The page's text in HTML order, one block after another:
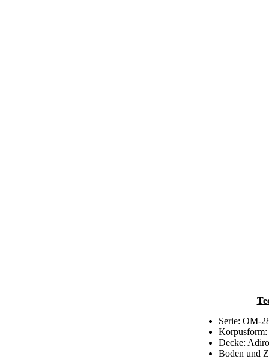
Serie: OM-
Korpusform:
Decke:
Boden und